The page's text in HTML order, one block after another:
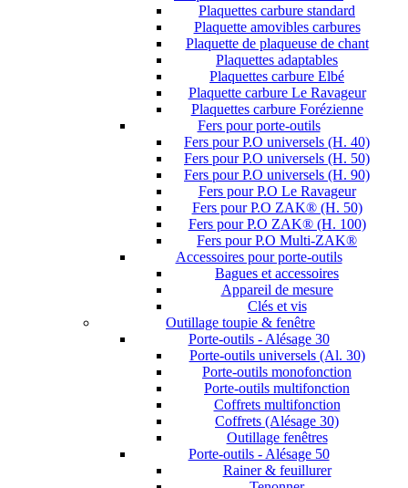
Plaquettes carbure standard
Plaquette amovibles carbures
Plaquette de plaqueuse de chant
Plaquettes adaptables
Plaquettes carbure Elbé
Plaquette carbure Le Ravageur
Plaquettes carbure Forézienne
Fers pour porte-outils
Fers pour P.O universels (H. 40)
Fers pour P.O universels (H. 50)
Fers pour P.O universels (H. 90)
Fers pour P.O Le Ravageur
Fers pour P.O ZAK® (H. 50)
Fers pour P.O ZAK® (H. 100)
Fers pour P.O Multi-ZAK®
Accessoires pour porte-outils
Bagues et accessoires
Appareil de mesure
Clés et vis
Outillage toupie & fenêtre
Porte-outils - Alésage 30
Porte-outils universels (Al. 30)
Porte-outils monofonction
Porte-outils multifonction
Coffrets multifonction
Coffrets (Alésage 30)
Outillage fenêtres
Porte-outils - Alésage 50
Rainer & feuillurer